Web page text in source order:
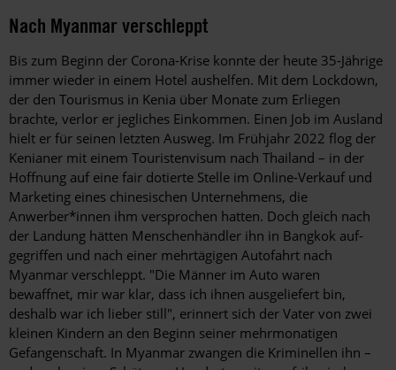
Nach Myanmar verschleppt
Bis zum Beginn der Corona-Krise konnte der heute 35-Jährige
immer wieder in einem Hotel aushelfen. Mit dem Lockdown,
der den Tourismus in Kenia über Monate zum Erliegen
brachte, verlor er jegliches Einkommen. Einen Job im Ausland
hielt er für seinen letzten Ausweg. Im Frühjahr 2022 flog der
Kenianer mit einem Touristenvisum nach Thailand – in der
Hoffnung auf eine fair dotierte Stelle im Online-Verkauf und
Marketing eines chinesischen Unternehmens, die
Anwerber*innen ihm versprochen hatten. Doch gleich nach
der Landung hätten Menschenhändler ihn in Bangkok auf­
gegriffen und nach einer mehrtägigen Autofahrt nach
Myanmar verschleppt. "Die Männer im Auto waren
bewaffnet, mir war klar, dass ich ihnen ausgeliefert bin,
deshalb war ich lieber still", erinnert sich der Vater von zwei
kleinen Kindern an den Beginn seiner mehrmonatigen
Gefangenschaft. In Myanmar zwangen die Kriminellen ihn –